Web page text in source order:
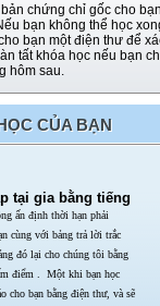
chứng chỉ gốc cho
bạn không thể học
bạn một điện thư để
tất khóa học nếu bạn
hôm sau.
CỦA BẠN
tại gia bằng tiếng
ấn định thời hạn phải
cùng với bảng trả lời trắc
đó lại cho chúng tôi bằng
điểm . Một khi bạn học
cho bạn bằng điện thư, và sẽ